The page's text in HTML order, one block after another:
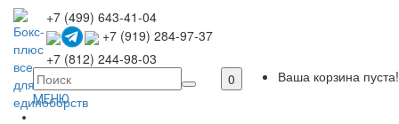
+7 (499) 643-41-04
+7 (919) 284-97-37
+7 (812) 244-98-03
0
Ваша корзина пуста!
МЕНЮ